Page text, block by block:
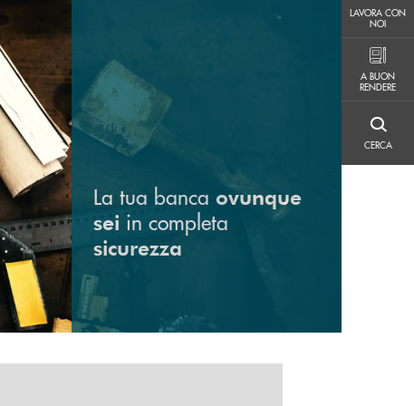
LAVORA CON
NOI
A BUON
RENDERE
CERCA
La tua banca ovunque
sei in completa
sicurezza